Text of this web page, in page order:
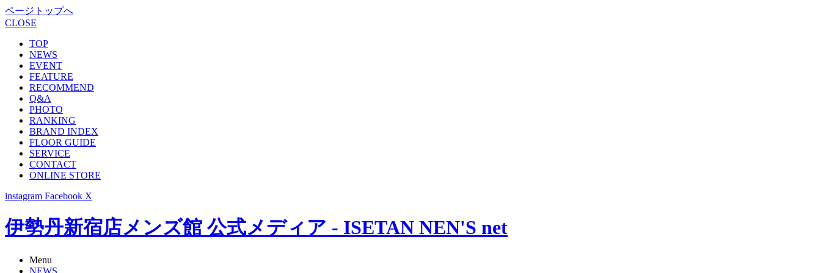
ページトップへ
CLOSE
TOP
NEWS
EVENT
FEATURE
RECOMMEND
Q&A
PHOTO
RANKING
BRAND INDEX
FLOOR GUIDE
SERVICE
CONTACT
ONLINE STORE
instagram Facebook X
伊勢丹新宿店メンズ館 公式メディア - ISETAN NEN'S net
Menu
NEWS